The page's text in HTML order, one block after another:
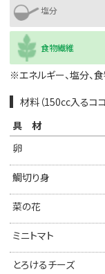
塩分
食物繊維
※エネルギー、塩分、
材料（150cc入るコ
具材
卵
鯛切り身
菜の花
ミニトマト
とろけるチーズ